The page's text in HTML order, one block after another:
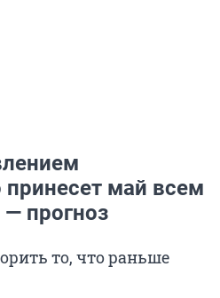
принесет май всем
прогноз
то, что раньше